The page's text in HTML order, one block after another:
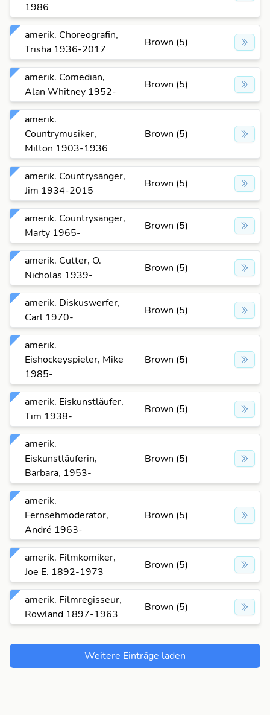
1986
amerik. Choreografin,
Trisha 1936-2017
Brown (5)
amerik. Comedian,
Alan Whitney 1952-
Brown (5)
amerik.
Countrymusiker,
Milton 1903-1936
Brown (5)
amerik. Countrysänger,
Jim 1934-2015
Brown (5)
amerik. Countrysänger,
Marty 1965-
Brown (5)
amerik. Cutter, O.
Nicholas 1939-
Brown (5)
amerik. Diskuswerfer,
Carl 1970-
Brown (5)
amerik.
Eishockeyspieler, Mike
1985-
Brown (5)
amerik. Eiskunstläufer,
Tim 1938-
Brown (5)
amerik.
Eiskunstläuferin,
Barbara, 1953-
Brown (5)
amerik.
Fernsehmoderator,
André 1963-
Brown (5)
amerik. Filmkomiker,
Joe E. 1892-1973
Brown (5)
amerik. Filmregisseur,
Rowland 1897-1963
Brown (5)
Weitere Einträge laden
E
A
E
A
I